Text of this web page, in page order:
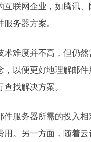
联网企业，如腾讯
务器方案。
难度并不高，但仍
，以便更好地理解邮
找解决方案。
服务器所需的投入
用。另一方面，随着